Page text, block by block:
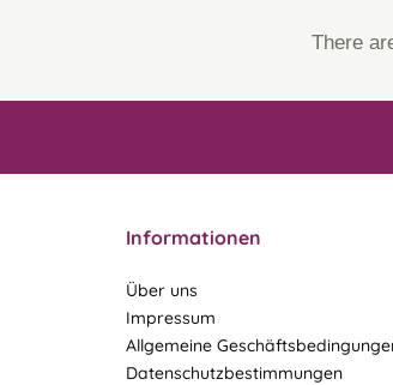
There
Informationen
Über uns
Impressum
Allgemeine
Datenschutzbestimmungen